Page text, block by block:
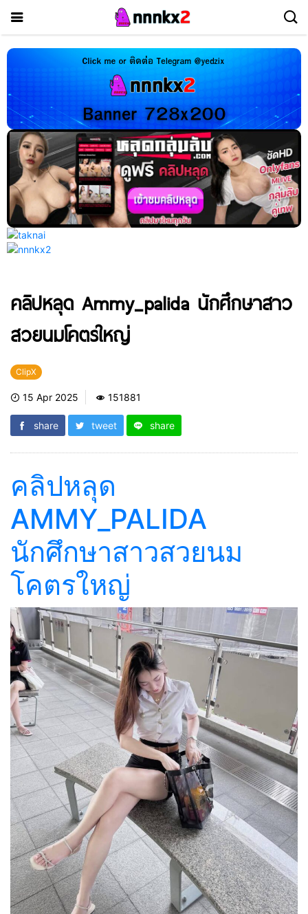
คลิปหลุด Ammy_palida นักศึกษาสาว
สวยนมโคตรใหญ่
ClipX
15 Apr 2025 151881
share tweet share
คลิปหลุด
AMMY_PALIDA
นักศึกษาสาวสวยนม
โคตรใหญ่